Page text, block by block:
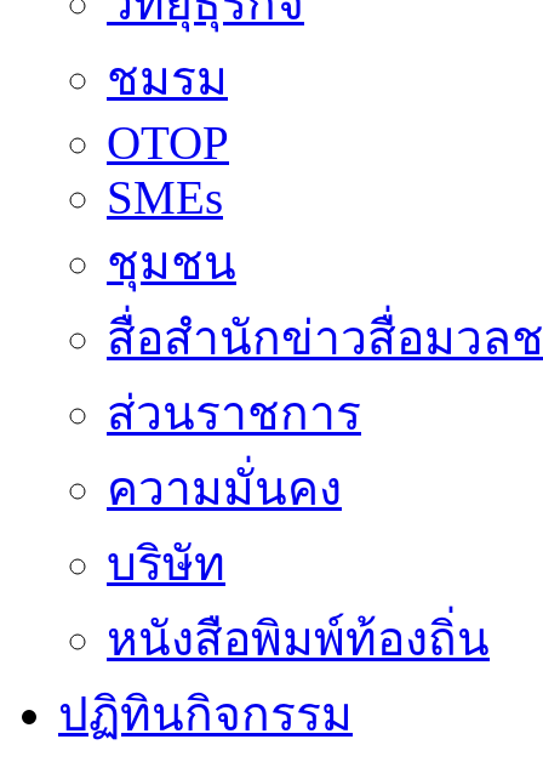
ชมรม
OTOP
SMEs
ชุมชน
สื่อสำนักข่าวสื่อมวล
ส่วนราชการ
ความมั่นคง
บริษัท
หนังสือพิมพ์ท้องถิ่น
ปฏิทินกิจกรรม